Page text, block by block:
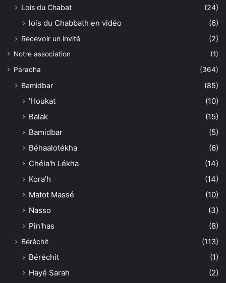
Lois du Chabat
(24)
lois du Chabbath en vidéo (6)
Recevoir un invité (2)
Notre association
(1)
Paracha
(364)
Bamidbar (85)
'Houkat
(10)
Balak
(15)
Bamidbar
(5)
Béhaalotékha
(6)
Chéla'h Lékha
(14)
Kora'h
(14)
Matot Massé
(10)
Nasso
(3)
Pin'has
(8)
Béréchit (113)
Béréchit
(1)
Hayé Sarah
(2)